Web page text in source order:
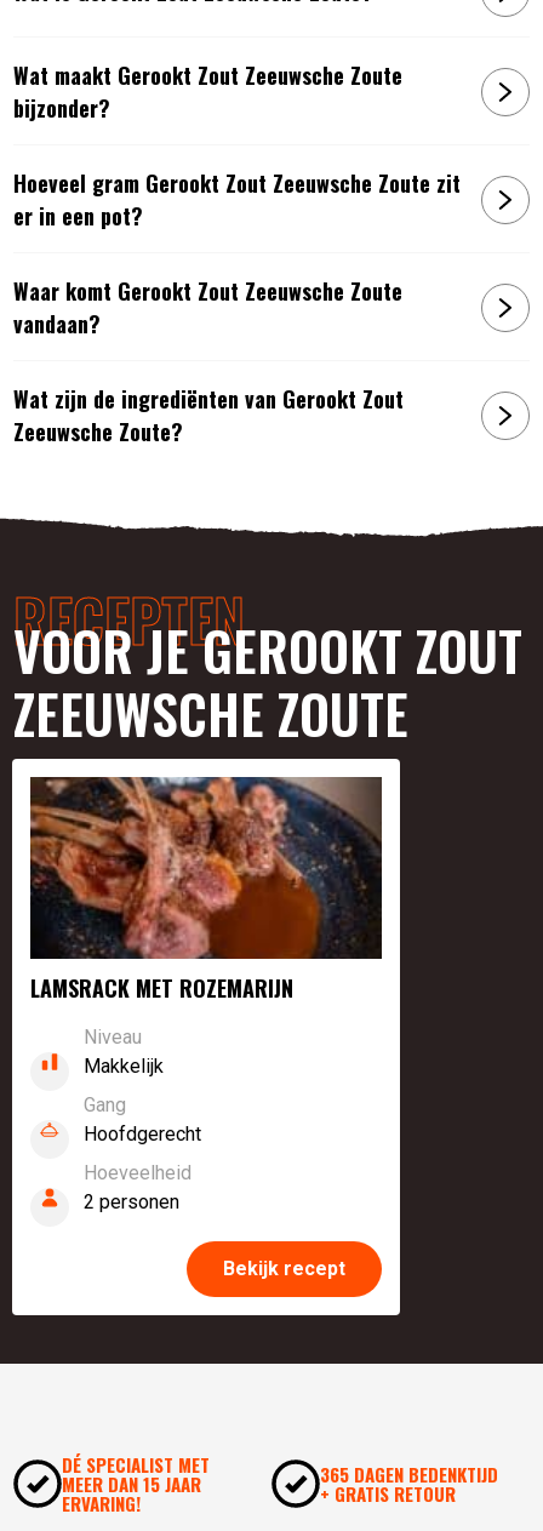
Wat maakt Gerookt Zout Zeeuwsche Zoute
bijzonder?
Hoeveel gram Gerookt Zout Zeeuwsche Zoute zit
er in een pot?
Waar komt Gerookt Zout Zeeuwsche Zoute
vandaan?
Wat zijn de ingrediënten van Gerookt Zout
Zeeuwsche Zoute?
RECEPTEN
VOOR JE GEROOKT ZOUT
ZEEUWSCHE ZOUTE
LAMSRACK MET ROZEMARIJN
Niveau
Makkelijk
Gang
Hoofdgerecht
Hoeveelheid
2 personen
Bekijk recept
DÉ SPECIALIST MET
MEER DAN 15 JAAR
ERVARING!
365 DAGEN BEDENKTIJD
+ GRATIS RETOUR